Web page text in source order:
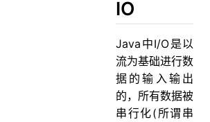
4. 什么是NIO
5. 什么是AIO
6. 什么Netty
7. BIO和NIO、AIO的区别
8. IO流的分类
IO
Java中I/O是以
流为基础进行数
据的输入输出
的，所有数据被
串行化(所谓串